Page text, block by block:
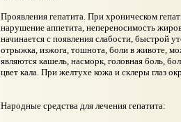
Проявления гепатита. При хроническом
нарушение аппетита, непереносимость
начинается с появления слабости, быстрой
отрыжка, изжога, тошнота, боли в животе,
являются кашель, насморк, головная боль,
цвет кала. При желтухе кожа и склеры глаз
Народные средства для лечения гепатита: